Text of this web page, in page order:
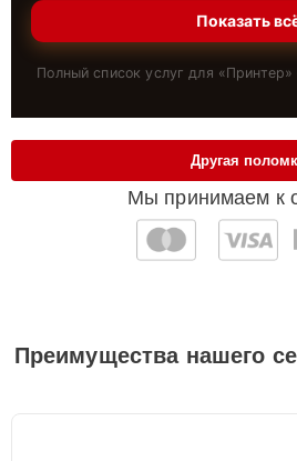
Показать
Полный список услуг для «Принтер»
Мы принимаем к
Другая
Преимущества нашего